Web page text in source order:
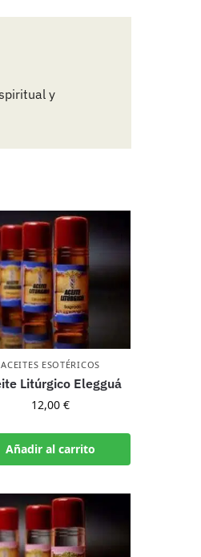
y
ACEITES ESOTÉRICOS
Litúrgico Elegguá
12,00€
Añadir al carrito